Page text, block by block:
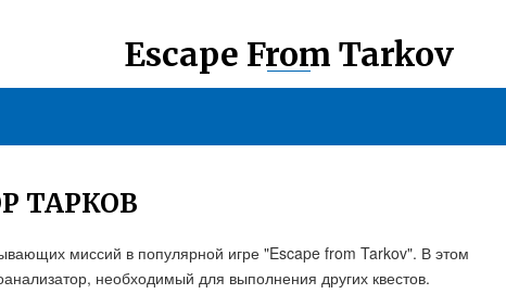
Escape From Tarkov
ТАРКОВ
миссий в популярной игре "Escape from Tarkov". В этом
необходимый для выполнения других квестов.